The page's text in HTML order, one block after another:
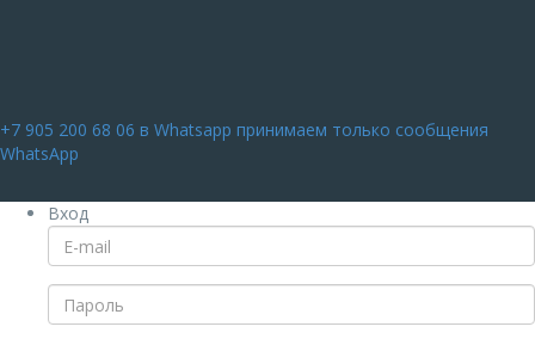
+7 905 200 68 06 в Whatsapp принимаем только сообщения
WhatsApp
Вход